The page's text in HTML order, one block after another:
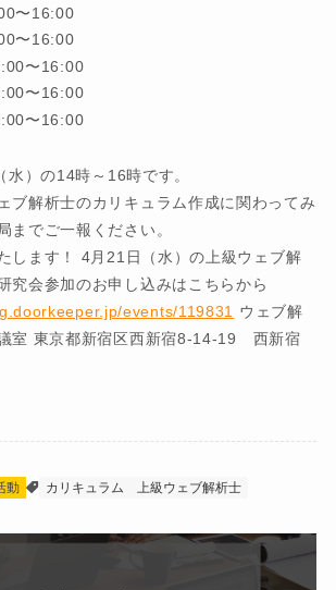
〜16:00
〜16:00
〜16:00
〜16:00
〜16:00
）の14時～16時です。
ブ解析士のカリキュラム作成に関わってみ
までご一報ください。
します！ 4月21日（水）の上級ウェブ解
究会参加のお申し込みはこちらから
events/119831
ウェブ解
室 東京都新宿区西新宿8-14-19 西新宿
動 カリキュラム 上級ウェブ解析士